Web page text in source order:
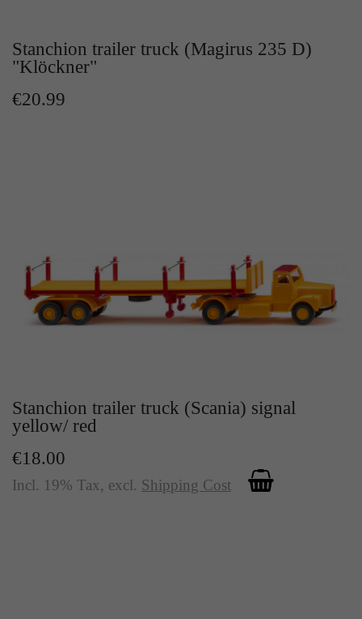
Stanchion trailer truck (Magirus 235 D)
"Klöckner"
€20.99
Stanchion trailer truck (Scania) signal
yellow/ red
€18.00
Incl. 19% Tax, excl. Shipping Cost